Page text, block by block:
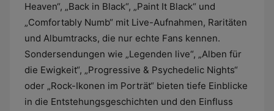
Heaven“, „Back in Black“, „Paint It Black“ und
„Comfortably Numb“ mit Live-Aufnahmen, Raritäten
und Albumtracks, die nur echte Fans kennen.
Sondersendungen wie „Legenden live“, „Alben für
die Ewigkeit“, „Progressive & Psychedelic Nights“
oder „Rock-Ikonen im Porträt“ bieten tiefe Einblicke
in die Entstehungsgeschichten und den Einfluss